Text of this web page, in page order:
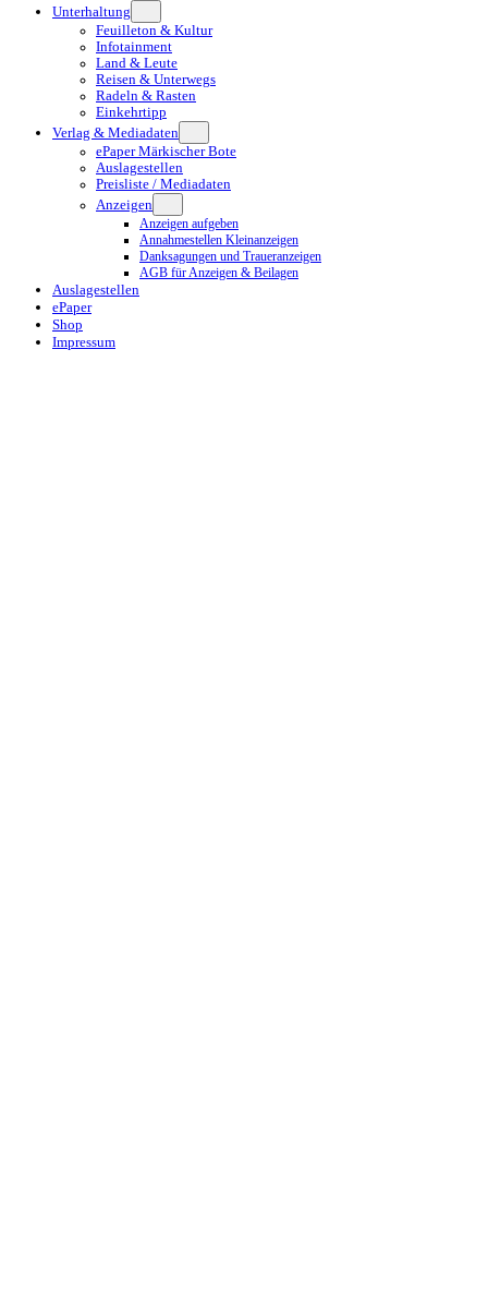
Unterhaltung
Feuilleton & Kultur
Infotainment
Land & Leute
Reisen & Unterwegs
Radeln & Rasten
Einkehrtipp
Verlag & Mediadaten
ePaper Märkischer Bote
Auslagestellen
Preisliste / Mediadaten
Anzeigen
Anzeigen aufgeben
Annahmestellen Kleinanzeigen
Danksagungen und Traueranzeigen
AGB für Anzeigen & Beilagen
Auslagestellen
ePaper
Shop
Impressum